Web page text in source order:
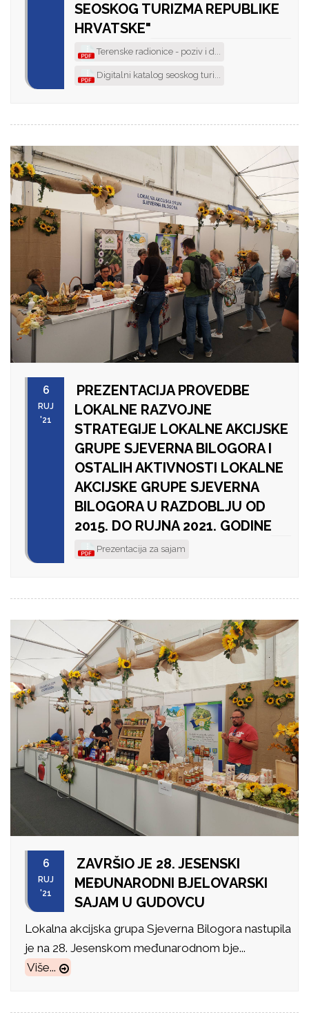
SEOSKOG TURIZMA REPUBLIKE
HRVATSKE"
Terenske radionice - poziv i d...
Digitalni katalog seoskog turi...
6
RUJ
'21
PREZENTACIJA PROVEDBE
LOKALNE RAZVOJNE
STRATEGIJE LOKALNE AKCIJSKE
GRUPE SJEVERNA BILOGORA I
OSTALIH AKTIVNOSTI LOKALNE
AKCIJSKE GRUPE SJEVERNA
BILOGORA U RAZDOBLJU OD
2015. DO RUJNA 2021. GODINE
Prezentacija za sajam
6
RUJ
'21
ZAVRŠIO JE 28. JESENSKI
MEĐUNARODNI BJELOVARSKI
SAJAM U GUDOVCU
Lokalna akcijska grupa Sjeverna Bilogora nastupila
je na 28. Jesenskom međunarodnom bje...
Više...